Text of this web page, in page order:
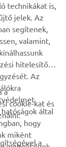
to crowded
technikákat is,
jelek. Az
segítenek,
valamint,
hitelesítő
Az
által
hogy
miként
a
cookie-kat és
a